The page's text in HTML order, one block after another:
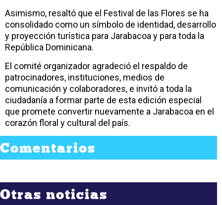
Asimismo, resaltó que el Festival de las Flores se ha
consolidado como un símbolo de identidad, desarrollo
y proyección turística para Jarabacoa y para toda la
República Dominicana.
El comité organizador agradeció el respaldo de
patrocinadores, instituciones, medios de
comunicación y colaboradores, e invitó a toda la
ciudadanía a formar parte de esta edición especial
que promete convertir nuevamente a Jarabacoa en el
corazón floral y cultural del país.
Comentarios
Otras noticias